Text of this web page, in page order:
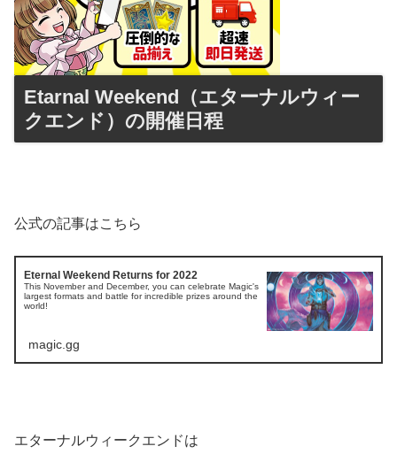
Etarnal Weekend（エターナルウィー
クエンド）の開催日程
公式の記事はこちら
Eternal Weekend Returns for 2022
This November and December, you can celebrate Magic's
largest formats and battle for incredible prizes around the
world!
magic.gg
エターナルウィークエンドは